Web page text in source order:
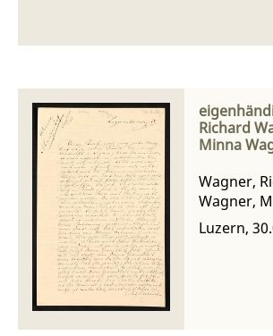
Richard
Minna
Wagner,
Wagner,
Luzern,